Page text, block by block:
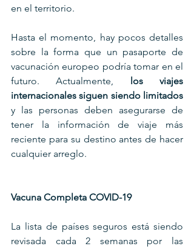
en el territorio.
Hasta el momento, hay pocos detalles
sobre la forma que un pasaporte de
vacunación europeo podría tomar en el
futuro. Actualmente, los viajes
internacionales siguen siendo limitados
y las personas deben asegurarse de
tener la información de viaje más
reciente para su destino antes de hacer
cualquier arreglo.
Vacuna Completa COVID-19
La lista de países seguros está siendo
revisada cada 2 semanas por las